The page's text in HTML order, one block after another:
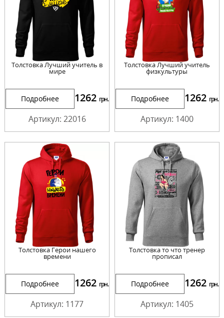
Толстовка Лучший учитель в
мире
Подробнее 1262 грн.
Артикул: 22016
Толстовка Лучший учитель
физкультуры
Подробнее 1262 грн.
Артикул: 1400
Толстовка Герои нашего
времени
Подробнее 1262 грн.
Артикул: 1177
Толстовка то что тренер
прописал
Подробнее 1262 грн.
Артикул: 1405